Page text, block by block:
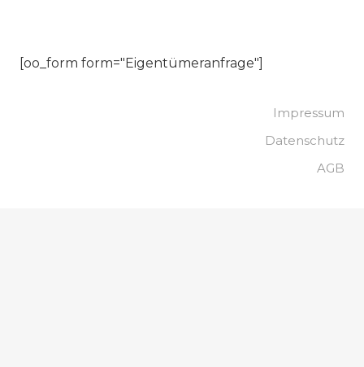
[oo_form form="Eigentümeranfrage"]
Impressum
Datenschutz
AGB